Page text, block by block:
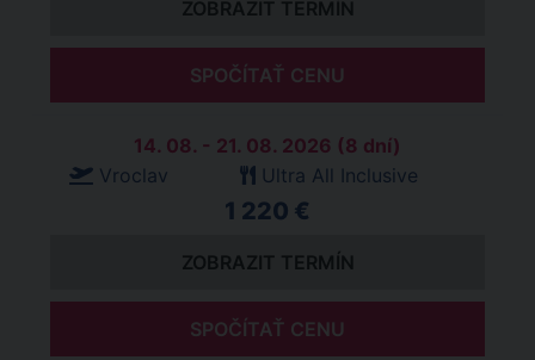
ZOBRAZIT TERMÍN
SPOČÍTAŤ CENU
14. 08. - 21. 08. 2026 (8 dní)
Vroclav
Ultra All Inclusive
1 220 €
ZOBRAZIT TERMÍN
SPOČÍTAŤ CENU